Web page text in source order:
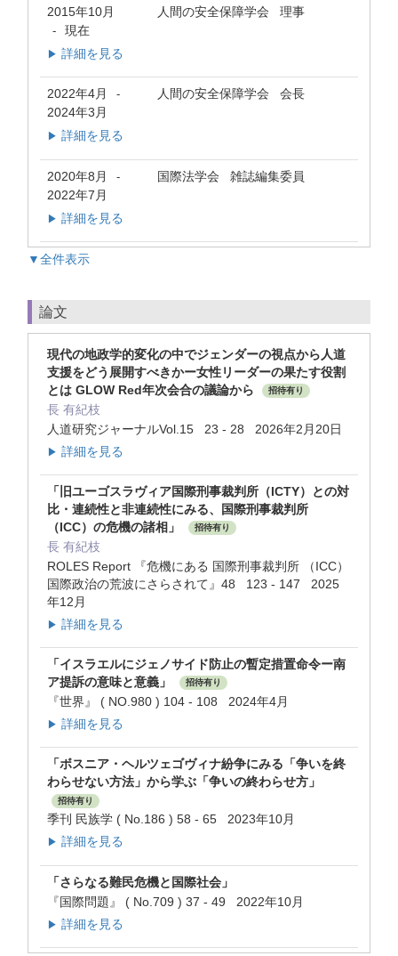
2015年10月
- 現在
人間の安全保障学会 理事
▶ 詳細を見る
2022年4月 -
2024年3月
人間の安全保障学会 会長
▶ 詳細を見る
2020年8月 -
2022年7月
国際法学会 雑誌編集委員
▶ 詳細を見る
▼全件表示
論文
現代の地政学的変化の中でジェンダーの視点から人道
支援をどう展開すべきかー女性リーダーの果たす役割
とは GLOW Red年次会合の議論から
招待有り
長 有紀枝
人道研究ジャーナルVol.15 23 - 28 2026年2月20日
▶ 詳細を見る
「旧ユーゴスラヴィア国際刑事裁判所（ICTY）との対
比・連続性と非連続性にみる、国際刑事裁判所
（ICC）の危機の諸相」
招待有り
長 有紀枝
ROLES Report 『危機にある 国際刑事裁判所 （ICC）
国際政治の荒波にさらされて』48 123 - 147 2025
年12月
▶ 詳細を見る
「イスラエルにジェノサイド防止の暫定措置命令ー南
ア提訴の意味と意義」
招待有り
『世界』 ( NO.980 ) 104 - 108 2024年4月
▶ 詳細を見る
「ボスニア・ヘルツェゴヴィナ紛争にみる「争いを終
わらせない方法」から学ぶ「争いの終わらせ方」
招待有り
季刊 民族学 ( No.186 ) 58 - 65 2023年10月
▶ 詳細を見る
「さらなる難民危機と国際社会」
『国際問題』 ( No.709 ) 37 - 49 2022年10月
▶ 詳細を見る